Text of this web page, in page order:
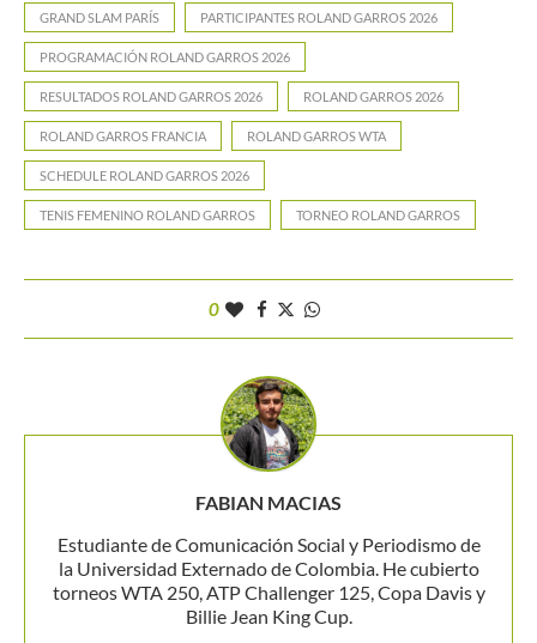
GRAND SLAM PARÍS PARTICIPANTES ROLAND GARROS 2026
PROGRAMACIÓN ROLAND GARROS 2026
RESULTADOS ROLAND GARROS 2026 ROLAND GARROS 2026
ROLAND GARROS FRANCIA ROLAND GARROS WTA
SCHEDULE ROLAND GARROS 2026
TENIS FEMENINO ROLAND GARROS TORNEO ROLAND GARROS
0
FABIAN MACIAS
Estudiante de Comunicación Social y Periodismo de
la Universidad Externado de Colombia. He cubierto
torneos WTA 250, ATP Challenger 125, Copa Davis y
Billie Jean King Cup.